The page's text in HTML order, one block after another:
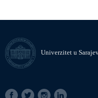
Univerzitet u
SOCIAL